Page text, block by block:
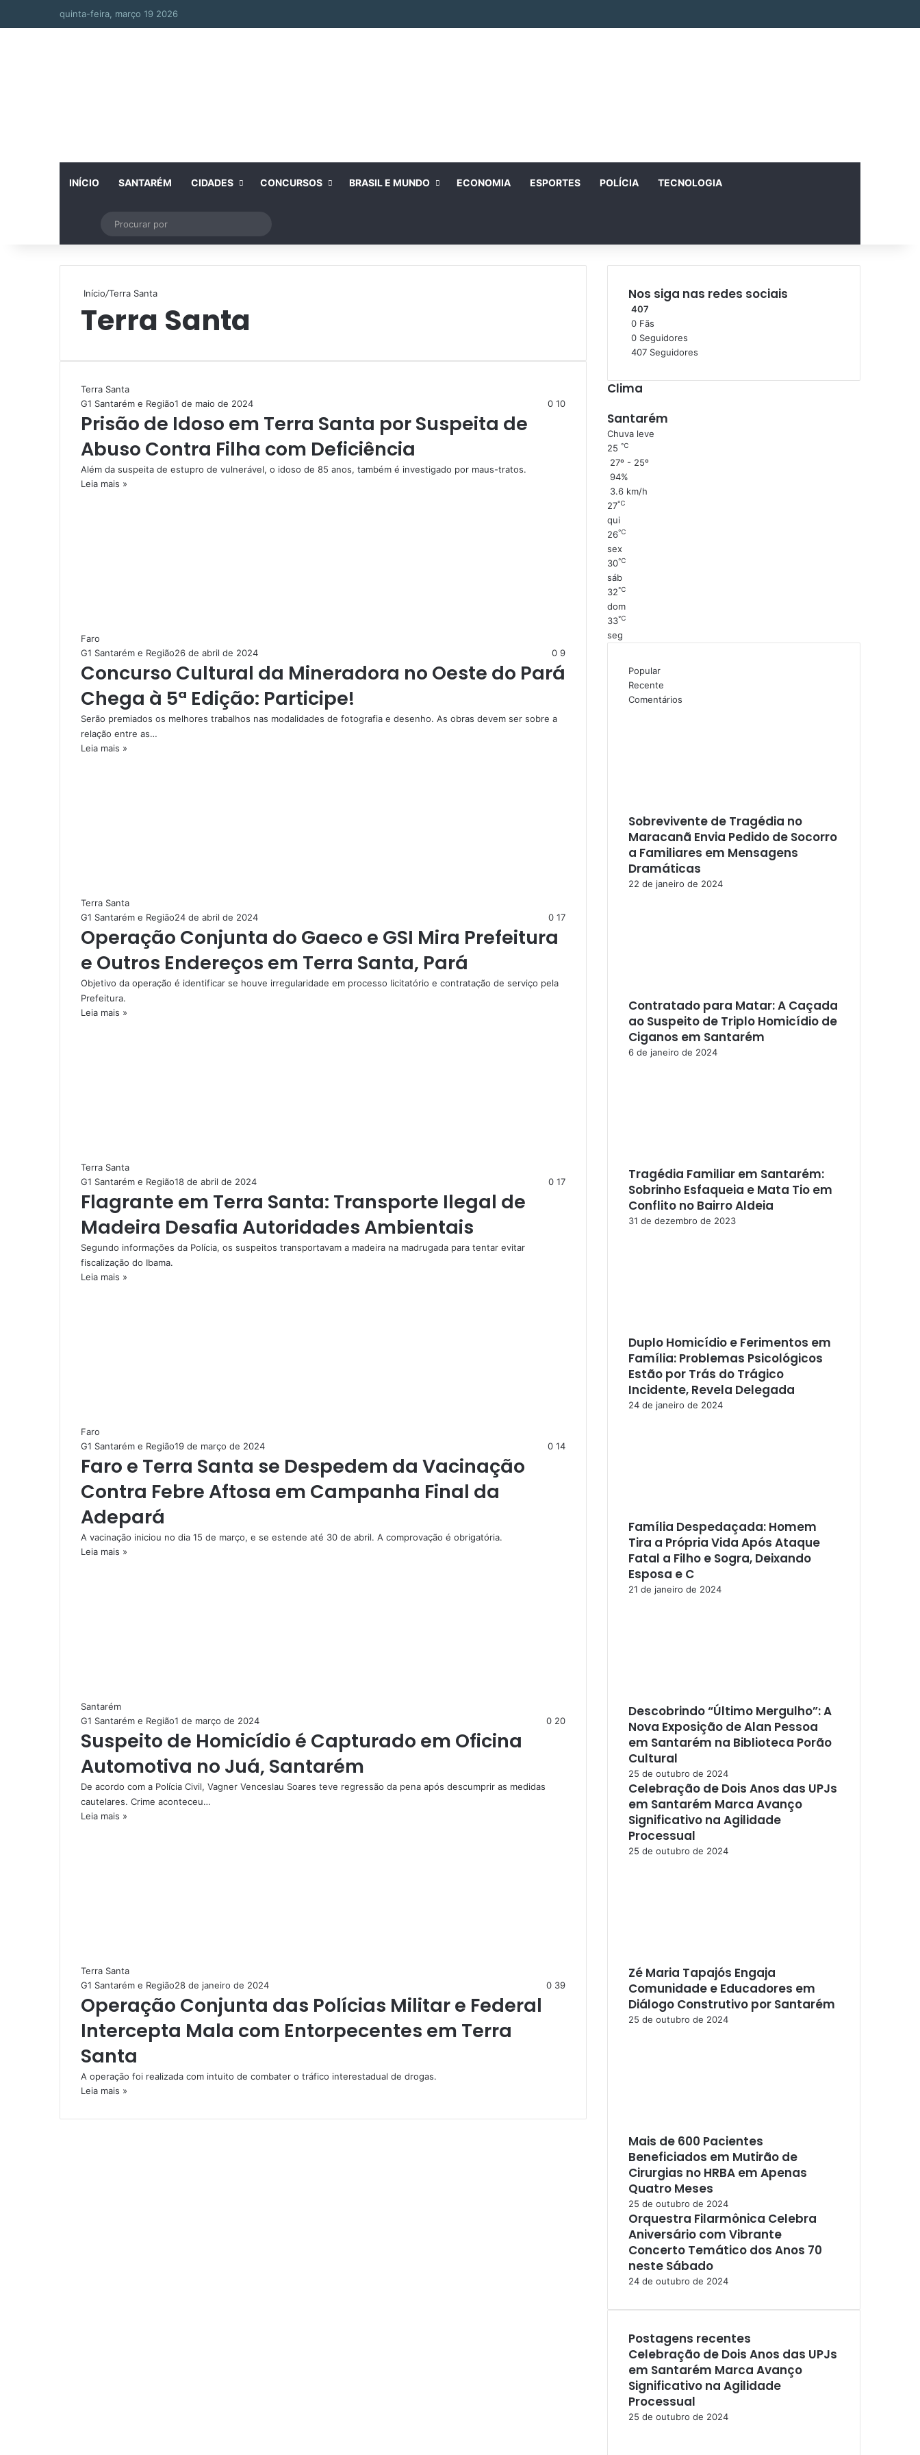
quinta-feira, março 19 2026
INÍCIO SANTARÉM CIDADES CONCURSOS BRASIL E MUNDO ECONOMIA ESPORTES POLÍCIA TECNOLOGIA
Artigo aleatório
Switch skin
por
Início/Terra Santa
Terra Santa
Terra Santa
G1 Santarém e Região1 de maio de 2024 0 10
Prisão de Idoso em Terra Santa por Suspeita de
Abuso Contra Filha com Deficiência
Além da suspeita de estupro de vulnerável, o idoso de 85 anos, também é investigado por maus-tratos.
Leia mais »
Faro
G1 Santarém e Região26 de abril de 2024 0 9
Concurso Cultural da Mineradora no Oeste do Pará
Chega à 5ª Edição: Participe!
Serão premiados os melhores trabalhos nas modalidades de fotografia e desenho. As obras devem ser sobre a
relação entre as…
Leia mais »
Terra Santa
G1 Santarém e Região24 de abril de 2024 0 17
Operação Conjunta do Gaeco e GSI Mira Prefeitura
e Outros Endereços em Terra Santa, Pará
Objetivo da operação é identificar se houve irregularidade em processo licitatório e contratação de serviço pela
Prefeitura.
Leia mais »
Terra Santa
G1 Santarém e Região18 de abril de 2024 0 17
Flagrante em Terra Santa: Transporte Ilegal de
Madeira Desafia Autoridades Ambientais
Segundo informações da Polícia, os suspeitos transportavam a madeira na madrugada para tentar evitar
fiscalização do Ibama.
Leia mais »
Faro
G1 Santarém e Região19 de março de 2024 0 14
Faro e Terra Santa se Despedem da Vacinação
Contra Febre Aftosa em Campanha Final da
Adepará
A vacinação iniciou no dia 15 de março, e se estende até 30 de abril. A comprovação é obrigatória.
Leia mais »
Santarém
G1 Santarém e Região1 de março de 2024 0 20
Suspeito de Homicídio é Capturado em Oficina
Automotiva no Juá, Santarém
De acordo com a Polícia Civil, Vagner Venceslau Soares teve regressão da pena após descumprir as medidas
cautelares. Crime aconteceu…
Leia mais »
Terra Santa
G1 Santarém e Região28 de janeiro de 2024 0 39
Operação Conjunta das Polícias Militar e Federal
Intercepta Mala com Entorpecentes em Terra
Santa
A operação foi realizada com intuito de combater o tráfico interestadual de drogas.
Leia mais »
Nos siga nas redes sociais
407
0 Fãs
0 Seguidores
407 Seguidores
Clima
Santarém
Chuva leve
25 ℃
27º - 25º
94%
3.6 km/h
27℃
qui
26℃
sex
30℃
sáb
32℃
dom
33℃
seg
Popular
Recente
Comentários
Sobrevivente de Tragédia no
Maracanã Envia Pedido de Socorro
a Familiares em Mensagens
Dramáticas
22 de janeiro de 2024
Contratado para Matar: A Caçada
ao Suspeito de Triplo Homicídio de
Ciganos em Santarém
6 de janeiro de 2024
Tragédia Familiar em Santarém:
Sobrinho Esfaqueia e Mata Tio em
Conflito no Bairro Aldeia
31 de dezembro de 2023
Duplo Homicídio e Ferimentos em
Família: Problemas Psicológicos
Estão por Trás do Trágico
Incidente, Revela Delegada
24 de janeiro de 2024
Família Despedaçada: Homem
Tira a Própria Vida Após Ataque
Fatal a Filho e Sogra, Deixando
Esposa e C
21 de janeiro de 2024
Descobrindo “Último Mergulho”: A
Nova Exposição de Alan Pessoa
em Santarém na Biblioteca Porão
Cultural
25 de outubro de 2024
Celebração de Dois Anos das UPJs
em Santarém Marca Avanço
Significativo na Agilidade
Processual
25 de outubro de 2024
Zé Maria Tapajós Engaja
Comunidade e Educadores em
Diálogo Construtivo por Santarém
25 de outubro de 2024
Mais de 600 Pacientes
Beneficiados em Mutirão de
Cirurgias no HRBA em Apenas
Quatro Meses
25 de outubro de 2024
Orquestra Filarmônica Celebra
Aniversário com Vibrante
Concerto Temático dos Anos 70
neste Sábado
24 de outubro de 2024
Postagens recentes
Celebração de Dois Anos das UPJs
em Santarém Marca Avanço
Significativo na Agilidade
Processual
25 de outubro de 2024